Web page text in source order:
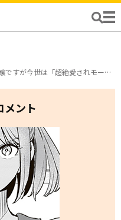
モード」ですって!? 〜真の力に目覚めて始まる100回目の人生〜
メント